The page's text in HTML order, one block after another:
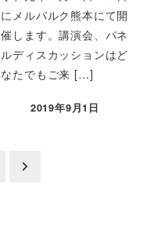
にメルパルク熊本にて開
催します。講演会、パネ
ルディスカッションはど
なたでもご来 […]
投稿日
2019年9月1日